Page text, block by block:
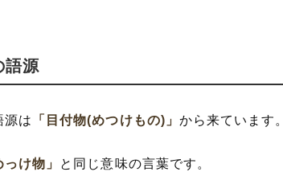
語源
源は 「目付物(めつけもの)」 から来ています。
っけ物」 と同じ意味の言葉です。